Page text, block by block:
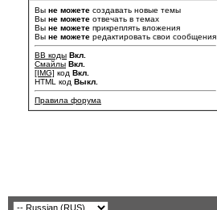
Вы не можете создавать новые темы
Вы не можете отвечать в темах
Вы не можете прикреплять вложения
Вы не можете редактировать свои сообщения
BB коды Вкл.
Смайлы Вкл.
[IMG] код Вкл.
HTML код Выкл.
Правила форума